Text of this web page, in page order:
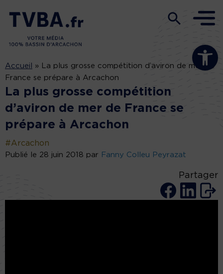
Ouvrir la
Accueil »
La plus grosse compétition d’aviron de mer de
France se prépare à Arcachon
La plus grosse compétition
d’aviron de mer de France se
prépare à Arcachon
#Arcachon
Publié le 28 juin 2018 par Fanny Colleu Peyrazat
Partager